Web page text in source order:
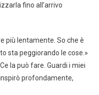
fino all’arrivo
più lentamente. So che è
sta peggiorando le cose.»
la può fare. Guardi i miei
profondamente,